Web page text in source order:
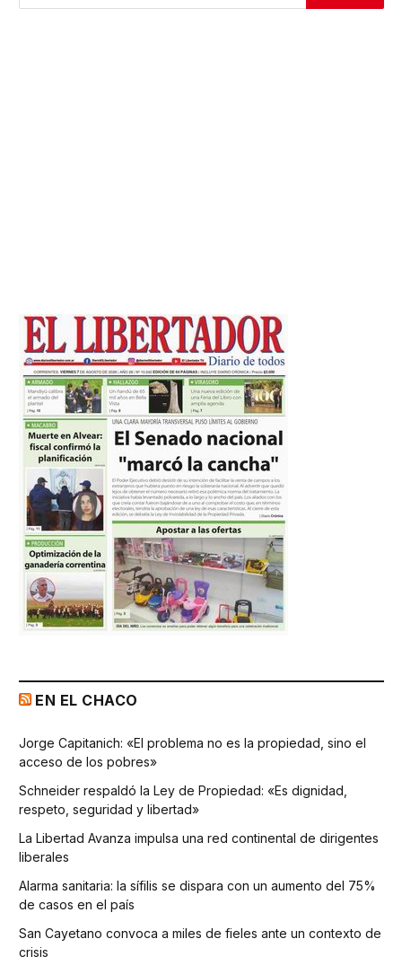
EN EL CHACO
Jorge Capitanich: «El problema no es la propiedad, sino el
acceso de los pobres»
Schneider respaldó la Ley de Propiedad: «Es dignidad,
respeto, seguridad y libertad»
La Libertad Avanza impulsa una red continental de dirigentes
liberales
Alarma sanitaria: la sífilis se dispara con un aumento del 75%
de casos en el país
San Cayetano convoca a miles de fieles ante un contexto de
crisis